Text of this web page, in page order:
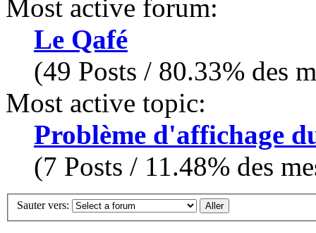
Most active forum:
Le Qafé
(49 Posts / 80.33% des
Most active topic:
Problème d'affichage
(7 Posts / 11.48% des
Sauter vers: